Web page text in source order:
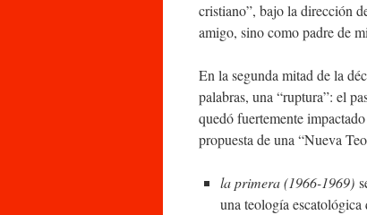
cristiano”, bajo la dirección
amigo, sino como padre de
En la segunda mitad de la
palabras, una “ruptura”: el
quedó fuertemente
propuesta de una “Nueva
la primera (1966-1969)
una teología